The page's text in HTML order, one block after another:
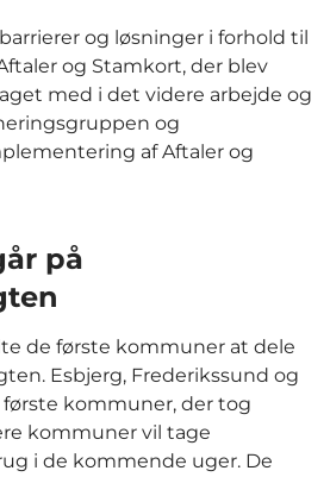
og løsninger i forhold til
og Stamkort, der blev
med i det videre arbejde og
og
af Aftaler og
på
de første kommuner at dele
Esbjerg, Frederikssund og
kommuner, der tog
kommuner vil tage
i de kommende uger. De